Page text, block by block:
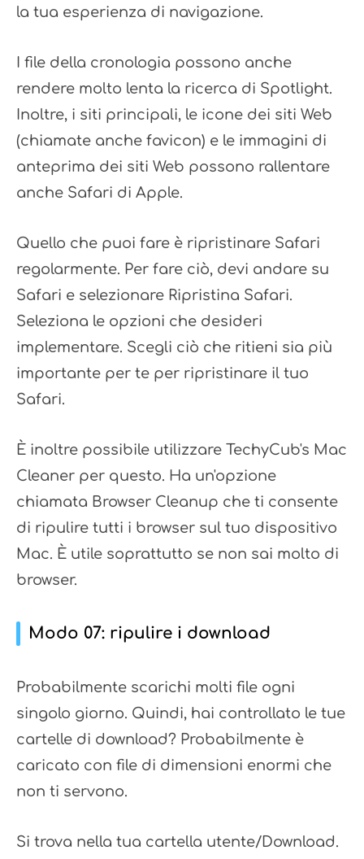
la tua esperienza di navigazione.
I file della cronologia possono anche
rendere molto lenta la ricerca di Spotlight.
Inoltre, i siti principali, le icone dei siti Web
(chiamate anche favicon) e le immagini di
anteprima dei siti Web possono rallentare
anche Safari di Apple.
Quello che puoi fare è ripristinare Safari
regolarmente. Per fare ciò, devi andare su
Safari e selezionare Ripristina Safari.
Seleziona le opzioni che desideri
implementare. Scegli ciò che ritieni sia più
importante per te per ripristinare il tuo
Safari.
È inoltre possibile utilizzare TechyCub's Mac
Cleaner per questo. Ha un'opzione
chiamata Browser Cleanup che ti consente
di ripulire tutti i browser sul tuo dispositivo
Mac. È utile soprattutto se non sai molto di
browser.
Modo 07: ripulire i download
Probabilmente scarichi molti file ogni
singolo giorno. Quindi, hai controllato le tue
cartelle di download? Probabilmente è
caricato con file di dimensioni enormi che
non ti servono.
Si trova nella tua cartella utente/Download.